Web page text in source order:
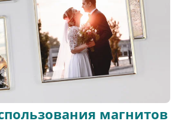
магнитов